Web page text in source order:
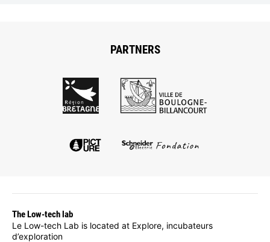
PARTNERS
The Low-tech lab
Le Low-tech Lab is located at Explore, incubateurs
d’exploration